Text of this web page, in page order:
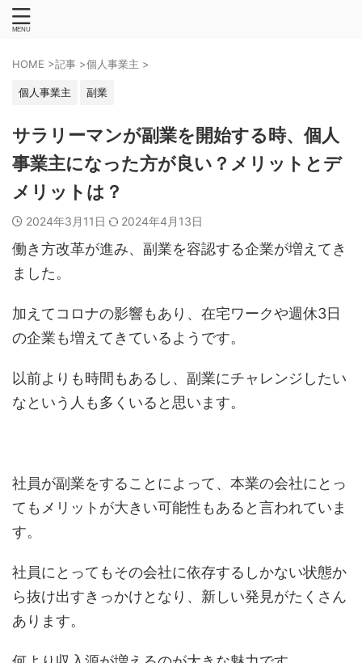
HOME >記事 >個人事業主 >
個人事業主 副業
サラリーマンが副業を開始する時、個人
事業主になった方が良い？メリットとデ
メリットは？
2024年3月11日 2024年4月13日
働き方改革が進み、副業を容認する企業が増えてき
ました。
加えてコロナの影響もあり、在宅ワークや週休3日
の企業も増えてきているようです。
以前よりも時間もあるし、副業にチャレンジしたい
なという人も多くいると思います。
社員が副業をすることによって、本業の会社にとっ
てもメリットが大きい可能性もあると言われていま
す。
社員にとってもその会社に依存するしかない状態か
ら抜け出すきっかけとなり、新しい発見がたくさん
あります。